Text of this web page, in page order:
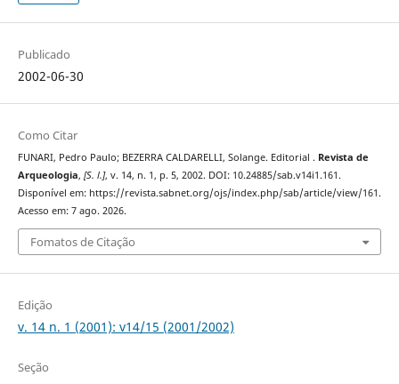
Publicado
2002-06-30
Como Citar
FUNARI, Pedro Paulo; BEZERRA CALDARELLI, Solange. Editorial . Revista de
Arqueologia, [S. l.], v. 14, n. 1, p. 5, 2002. DOI: 10.24885/sab.v14i1.161.
Disponível em: https://revista.sabnet.org/ojs/index.php/sab/article/view/161.
Acesso em: 7 ago. 2026.
Fomatos de Citação
Edição
v. 14 n. 1 (2001): v14/15 (2001/2002)
Seção